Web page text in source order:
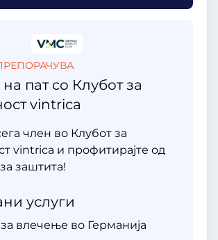
пат со Клубот за
vintrica
член во Клубот за
vintrica и профитирајте од
заштита!
услуги
влечење во Германија